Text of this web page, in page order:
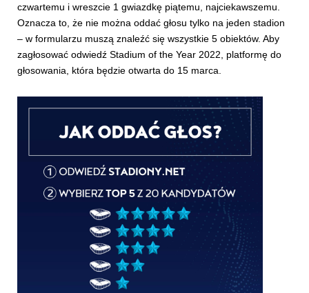
czwartemu i wreszcie 1 gwiazdkę piątemu, najciekawszemu.
Oznacza to, że nie można oddać głosu tylko na jeden stadion
– w formularzu muszą znaleźć się wszystkie 5 obiektów. Aby
zagłosować odwiedź Stadium of the Year 2022, platformę do
głosowania, która będzie otwarta do 15 marca.